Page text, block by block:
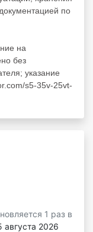
по
на
без
указание
s5-35v-25vt-
1 раз в
августа 2026